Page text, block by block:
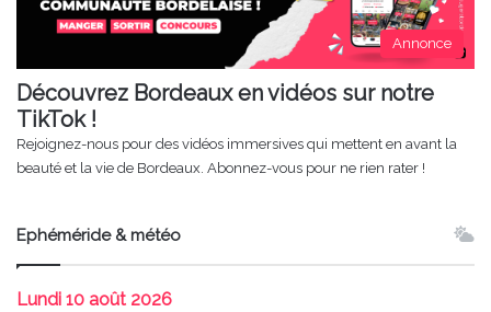
Annonce
Découvrez Bordeaux en vidéos sur notre
TikTok !
Rejoignez-nous pour des vidéos immersives qui mettent en avant la
beauté et la vie de Bordeaux. Abonnez-vous pour ne rien rater !
Ephéméride & météo
Lundi 10 août 2026